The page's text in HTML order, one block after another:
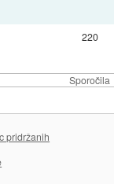
Sporočila
220
pridržanih